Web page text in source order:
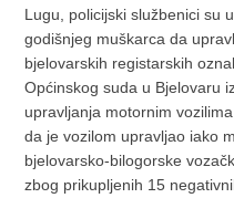
Lugu, policijski službenici su
godišnjeg muškarca da
bjelovarskih registarskih
Općinskog suda u Bjelovaru
upravljanja motornim
da je vozilom upravljao iako
bjelovarsko-bilogorske
zbog prikupljenih 15